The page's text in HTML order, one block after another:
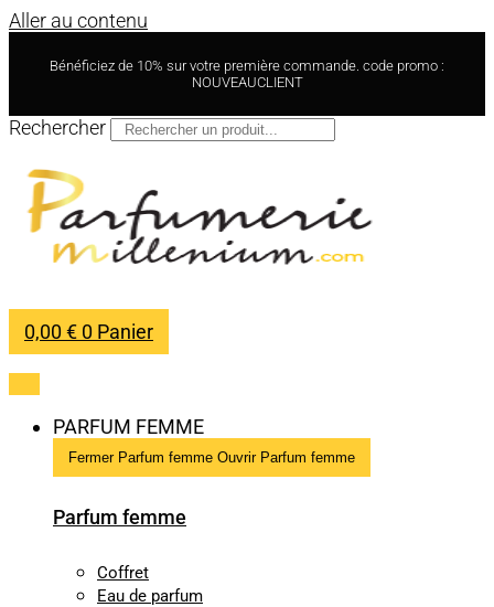
Aller au contenu
Bénéficiez de 10% sur votre première commande. code promo :
NOUVEAUCLIENT
Rechercher
0,00€ 0 Panier
PARFUM FEMME
Fermer Parfum femme Ouvrir Parfum femme
Parfum femme
Coffret
Eau de parfum